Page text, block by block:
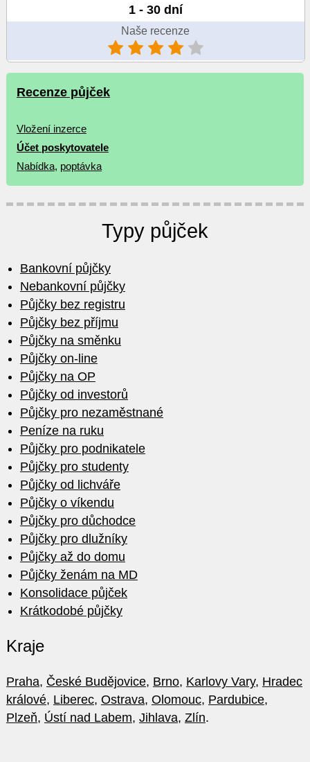
1 - 30 dní
Naše recenze
Recenze půjček
Vložení inzerce
Účet poskytovatele
Nabídka, poptávka
Typy půjček
Bankovní půjčky
Nebankovní půjčky
Půjčky bez registru
Půjčky bez příjmu
Půjčky na směnku
Půjčky on-line
Půjčky na OP
Půjčky od investorů
Půjčky pro nezaměstnané
Peníze na ruku
Půjčky pro podnikatele
Půjčky pro studenty
Půjčky od lichváře
Půjčky o víkendu
Půjčky pro důchodce
Půjčky pro dlužníky
Půjčky až do domu
Půjčky ženám na MD
Konsolidace půjček
Krátkodobé půjčky
Kraje
Praha, České Budějovice, Brno, Karlovy Vary, Hradec
králové, Liberec, Ostrava, Olomouc, Pardubice,
Plzeň, Ústí nad Labem, Jihlava, Zlín.